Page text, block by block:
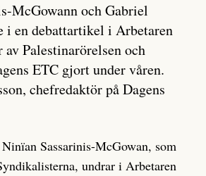
McGowann och Gabriel
i en debattartikel i Arbetaren
Palestinarörelsen och
ETC gjort under våren.
chefredaktör på Dagens
Sassarinis-McGowan, som
undrar i Arbetaren